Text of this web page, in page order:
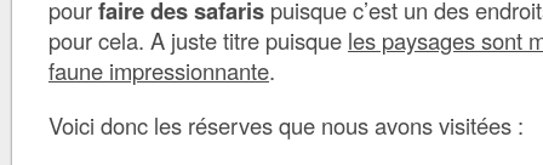
pourfaire des safaris puisque c’est un des
pour cela. A juste titre puisque les paysages sont
faune impressionnante.
Voici donc les réserves que nous avons visitées :